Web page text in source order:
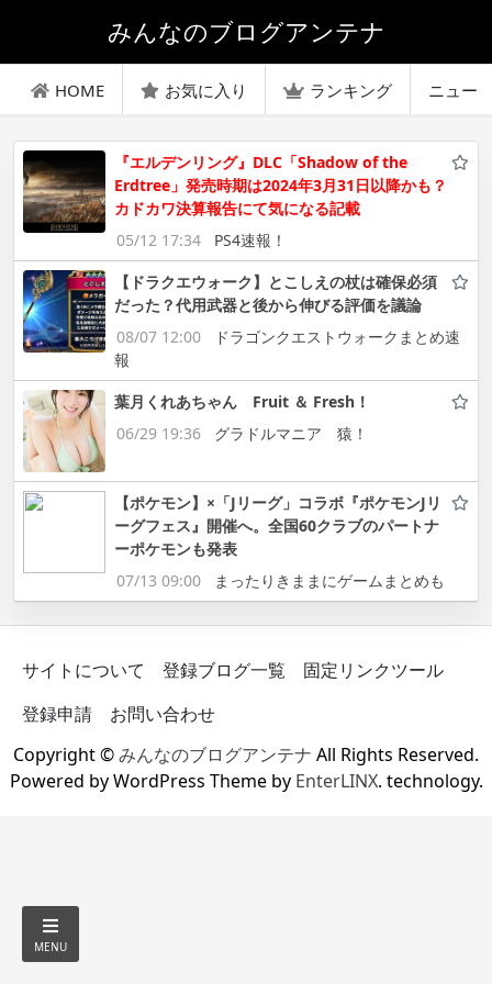
みんなのブログアンテナ
HOME お気に入り ランキング ニュー
『エルデンリング』DLC「Shadow of the
Erdtree」発売時期は2024年3月31日以降かも？
カドカワ決算報告にて気になる記載
05/12 17:34
PS4速報！
【ドラクエウォーク】とこしえの杖は確保必須
だった？代用武器と後から伸びる評価を議論
08/07 12:00
ドラゴンクエストウォークまとめ速
報
葉月くれあちゃん Fruit ＆ Fresh！
06/29 19:36
グラドルマニア 猿！
【ポケモン】×「Jリーグ」コラボ『ポケモンJリ
ーグフェス』開催へ。全国60クラブのパートナ
ーポケモンも発表
07/13 09:00
まったりきままにゲームまとめも
サイトについて 登録ブログ一覧
固定リンクツール
登録申請
お問い合わせ
Copyright ©みんなのブログアンテナ All Rights Reserved.
Powered by WordPress Theme by EnterLINX. technology.
MENU